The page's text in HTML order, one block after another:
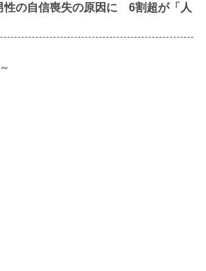
性の自信喪失の原因に 6割超が「人